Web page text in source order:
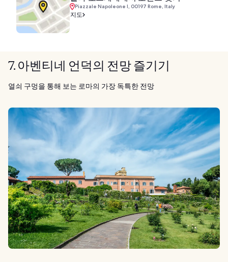
Piazzale Napoleone I, 00197 Rome, Italy
지도
7. 아벤티네 언덕의 전망 즐기기
열쇠 구멍을 통해 보는 로마의 가장 독특한 전망